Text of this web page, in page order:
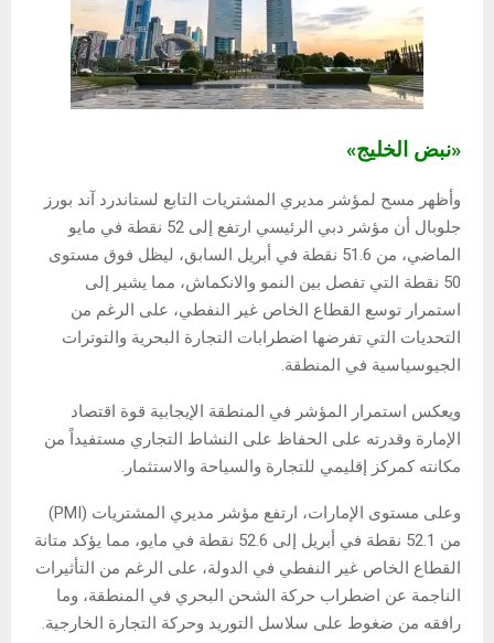
«نبض الخليج»
وأظهر مسح لمؤشر مديري المشتريات التابع لستاندرد آند بورز
جلوبال أن مؤشر دبي الرئيسي ارتفع إلى 52 نقطة في مايو
الماضي، من 51.6 نقطة في أبريل السابق، ليظل فوق مستوى
50 نقطة التي تفصل بين النمو والانكماش، مما يشير إلى
استمرار توسع القطاع الخاص غير النفطي، على الرغم من
التحديات التي تفرضها اضطرابات التجارة البحرية والتوترات
الجيوسياسية في المنطقة.
ويعكس استمرار المؤشر في المنطقة الإيجابية قوة اقتصاد
الإمارة وقدرته على الحفاظ على النشاط التجاري مستفيداً من
مكانته كمركز إقليمي للتجارة والسياحة والاستثمار.
وعلى مستوى الإمارات، ارتفع مؤشر مديري المشتريات (PMI)
من 52.1 نقطة في أبريل إلى 52.6 نقطة في مايو، مما يؤكد متانة
القطاع الخاص غير النفطي في الدولة، على الرغم من التأثيرات
الناجمة عن اضطراب حركة الشحن البحري في المنطقة، وما
رافقه من ضغوط على سلاسل التوريد وحركة التجارة الخارجية.